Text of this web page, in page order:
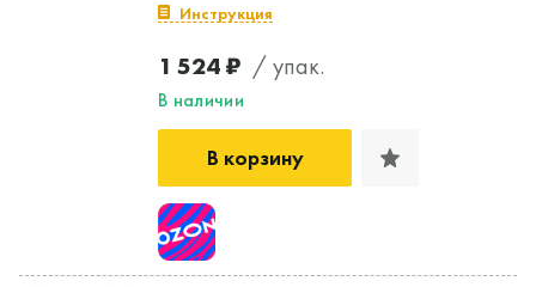
Инструкция
1 524 ₽ / упак.
В наличии
В корзину